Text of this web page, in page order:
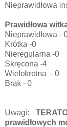
Nieprawidłowa
Prawidłowa
Nieprawidłowa -
Krótka -0
Nieregularna -0
Skręcona -4
Wielokrotna - 0
Brak - 0
Uwagi:
prawidłowych